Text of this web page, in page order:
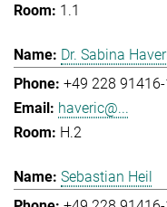
1.1
Dr. Sabina
+49 228
haveric@...
H.2
Sebastian Heil